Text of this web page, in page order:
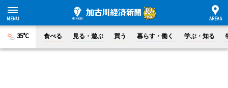
35°C 食べる 見る・遊ぶ 買う 暮らす・働く 学ぶ・知る